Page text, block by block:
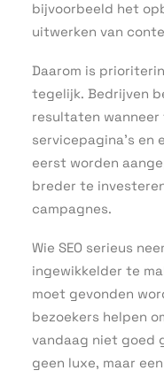
bijvoorbeeld het
uitwerken van
Daarom is
tegelijk. Bedrijven
resultaten
servicepagina’s
eerst worden
breder te
campagnes.
Wie SEO serieus
ingewikkelder te
moet gevonden
bezoekers helpen
vandaag niet goed
geen luxe, maar